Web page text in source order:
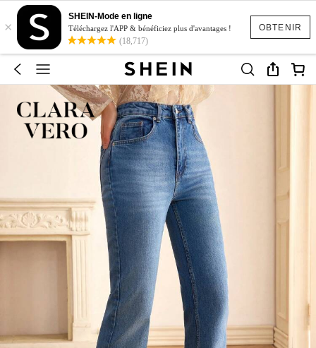
OBTENIR
×
SHEIN-Mode en ligne
Téléchargez l'APP & bénéficiez plus d'avantages !
(18,717)